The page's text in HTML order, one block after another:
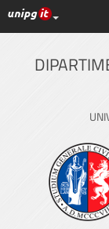
Vai
al
contenuto
principale
Link ai